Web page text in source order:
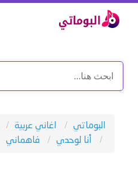
البوماتي اغاني عربية
أنا لوحدي
فاهماني